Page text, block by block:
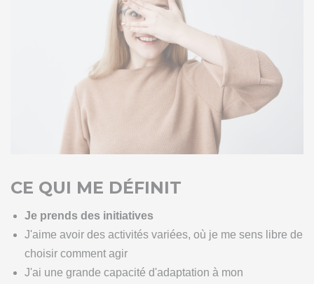
CE QUI ME DÉFINIT
Je prends des initiatives
J'aime avoir des activités variées, où je me sens libre de
choisir comment agir
J'ai une grande capacité d'adaptation à mon